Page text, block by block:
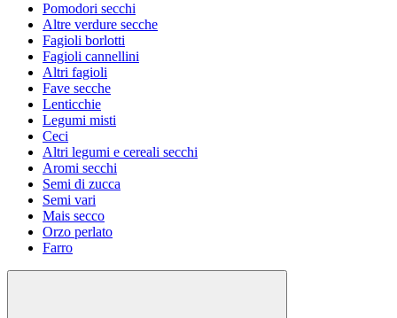
Pomodori secchi
Altre verdure secche
Fagioli borlotti
Fagioli cannellini
Altri fagioli
Fave secche
Lenticchie
Legumi misti
Ceci
Altri legumi e cereali secchi
Aromi secchi
Semi di zucca
Semi vari
Mais secco
Orzo perlato
Farro